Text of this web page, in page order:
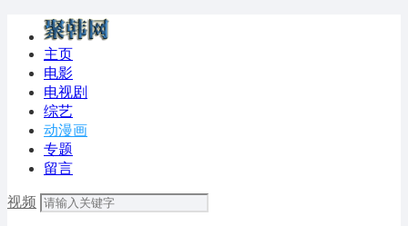
主页
电影
电视剧
综艺
动漫画
专题
留言
视频